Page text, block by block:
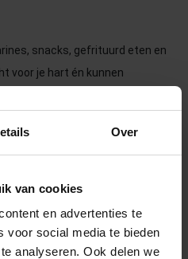
Over
van cookies
en advertenties te
voor social media te bieden
analyseren. Ook delen we
snacks, gefrituurd eten en
voor je hart én kunnen
IGF-1 verhogen, wat invloed
Niet iedereen reageert